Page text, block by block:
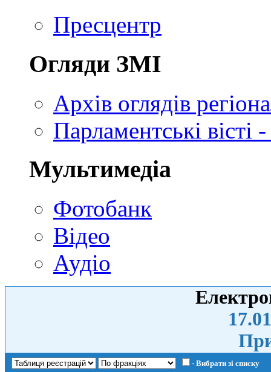
Пресцентр
Огляди ЗМІ
Архів оглядів
Парламентські вісті
Мультимедіа
Фотобанк
Відео
Аудіо
- Вибрати зі списку